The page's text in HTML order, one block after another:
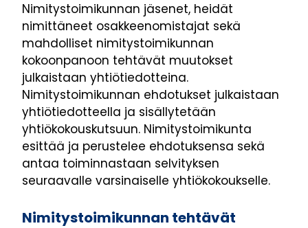
Nimitystoimikunnan jäsenet, heidät
nimittäneet osakkeenomistajat sekä
mahdolliset nimitystoimikunnan
kokoonpanoon tehtävät muutokset
julkaistaan yhtiötiedotteina.
Nimitystoimikunnan ehdotukset julkaistaan
yhtiötiedotteella ja sisällytetään
yhtiökokouskutsuun. Nimitystoimikunta
esittää ja perustelee ehdotuksensa sekä
antaa toiminnastaan selvityksen
seuraavalle varsinaiselle yhtiökokoukselle.
Nimitystoimikunnan tehtävät